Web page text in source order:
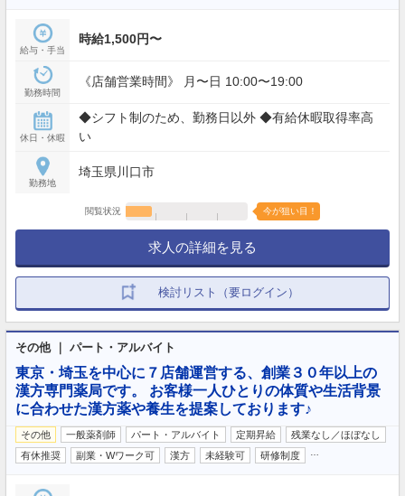
給与・手当
時給1,500円〜
勤務時間
《店舗営業時間》 月〜日 10:00〜19:00
休日・休暇
◆シフト制のため、勤務日以外 ◆有給休暇取得率高
い
勤務地
埼玉県川口市
閲覧状況 今が狙い目！
求人の詳細を見る
検討リスト（要ログイン）
その他 ｜ パート・アルバイト
東京・埼玉を中心に７店舗運営する、創業３０年以上の
漢方専門薬局です。 お客様一人ひとりの体質や生活背景
に合わせた漢方薬や養生を提案しております♪
その他 一般薬剤師 パート・アルバイト 定期昇給
残業なし／ほぼなし
有休推奨
副業・Wワーク可 漢方 未経験可 研修制度